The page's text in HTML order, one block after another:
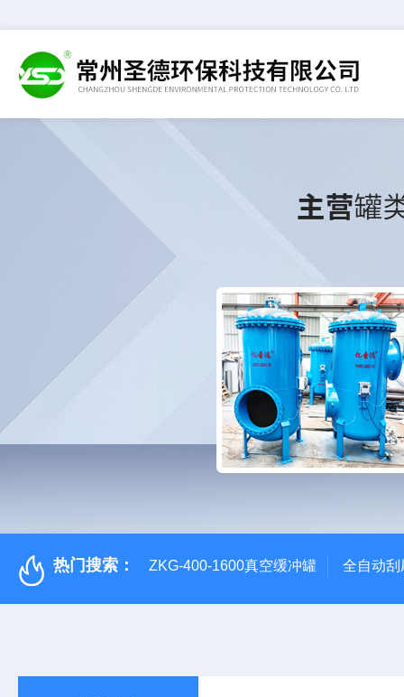
热门搜索： ZKG-400-1600真空缓冲罐 全自动刮